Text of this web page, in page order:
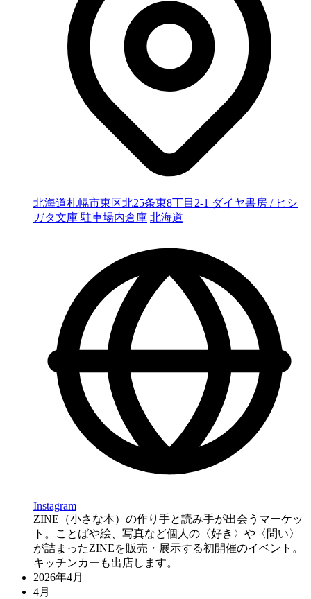
北海道札幌市東区北25条東8丁目2-1 ダイヤ書房 / ヒシ
ガタ文庫 駐車場内倉庫 北海道
Instagram
ZINE（小さな本）の作り手と読み手が出会うマーケッ
ト。ことばや絵、写真など個人の〈好き〉や〈問い〉
が詰まったZINEを販売・展示する初開催のイベント。
キッチンカーも出店します。
2026年4月
4月